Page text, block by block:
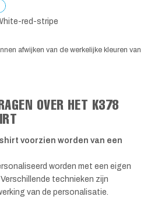
red-stripe
afwijken van de werkelijke kleuren van
OVER HET K378
voorzien worden van een
worden met een eigen
technieken zijn
van de personalisatie.